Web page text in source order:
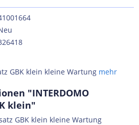
GBK klein kleine Wartung mehr
"INTERDOMO
klein"
GBK klein kleine Wartung